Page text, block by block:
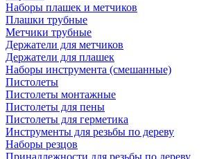
Наборы плашек и метчиков
Плашки трубные
Метчики трубные
Держатели для метчиков
Держатели для плашек
Наборы инструмента (смешанные)
Пистолеты
Пистолеты монтажные
Пистолеты для пены
Пистолеты для герметика
Инструменты для резьбы по дереву
Наборы резцов
Принадлежности для резьбы по дереву